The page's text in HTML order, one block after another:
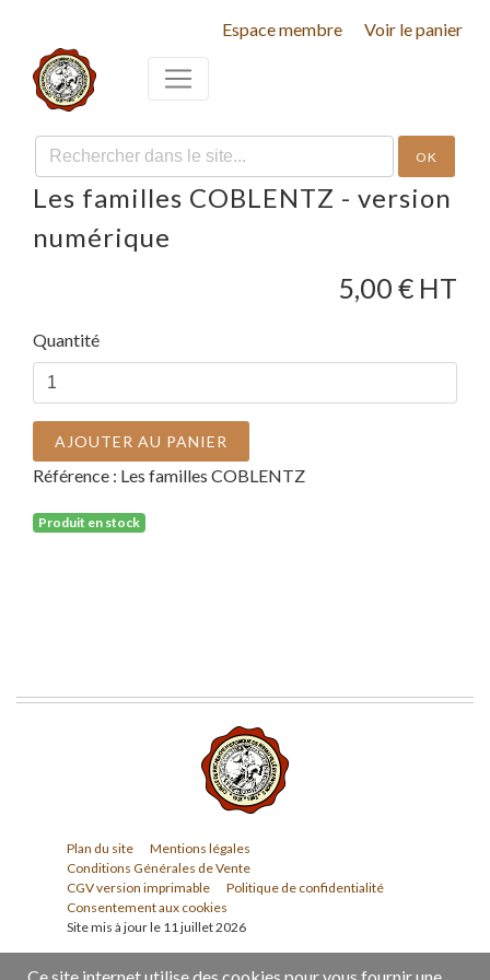
Espace membre Voir le panier
OK
Les familles COBLENTZ - version
numérique
5,00 € HT
Quantité
AJOUTER AU PANIER
Référence : Les familles COBLENTZ
Produit en stock
Plan du site
Mentions légales
Conditions Générales de Vente
CGV version imprimable
Politique de confidentialité
Consentement aux cookies
Site mis à jour le 11 juillet 2026